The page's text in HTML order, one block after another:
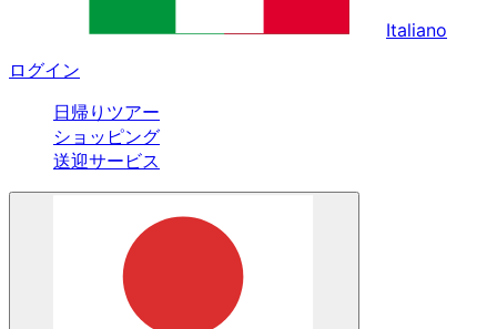
Italiano
ログイン
日帰りツアー
ショッピング
送迎サービス